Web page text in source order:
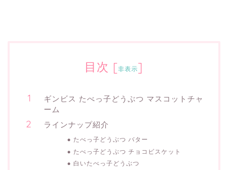
目次 [非表示]
ギンビス たべっ子どうぶつ マスコットチャ
ーム
ラインナップ紹介
たべっ子どうぶつ バター
たべっ子どうぶつ チョコビスケット
白いたべっ子どうぶつ